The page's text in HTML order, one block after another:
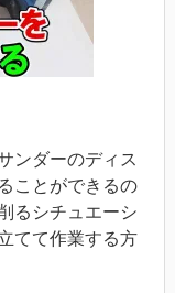
ンダーのディス
ことができるの
るシチュエーシ
てて作業する方